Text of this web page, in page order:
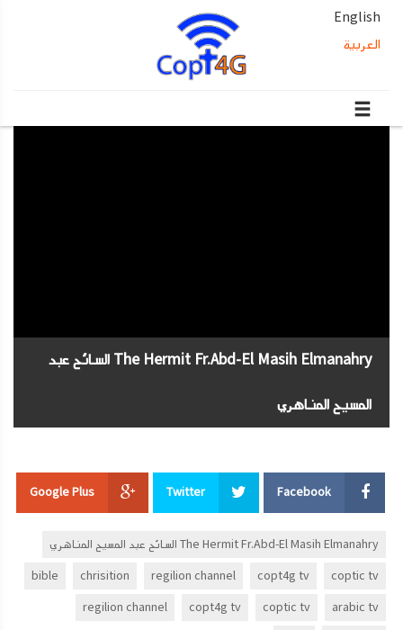
English
العربية
The Hermit Fr.Abd-El Masih Elmanahry السائح عبد
المسيح المناهري
Facebook
Twitter
Google Plus
The Hermit Fr.Abd-El Masih Elmanahry السائح عبد المسيح المناهري
coptic tv
copt4g tv
regilion channel
chrisition
bible
arabic tv
coptic tv
copt4g tv
regilion channel